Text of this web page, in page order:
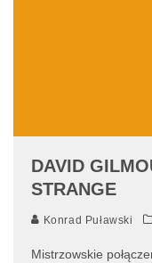
DAVID
STRANGE
Konrad Puławski
Mistrzowskie